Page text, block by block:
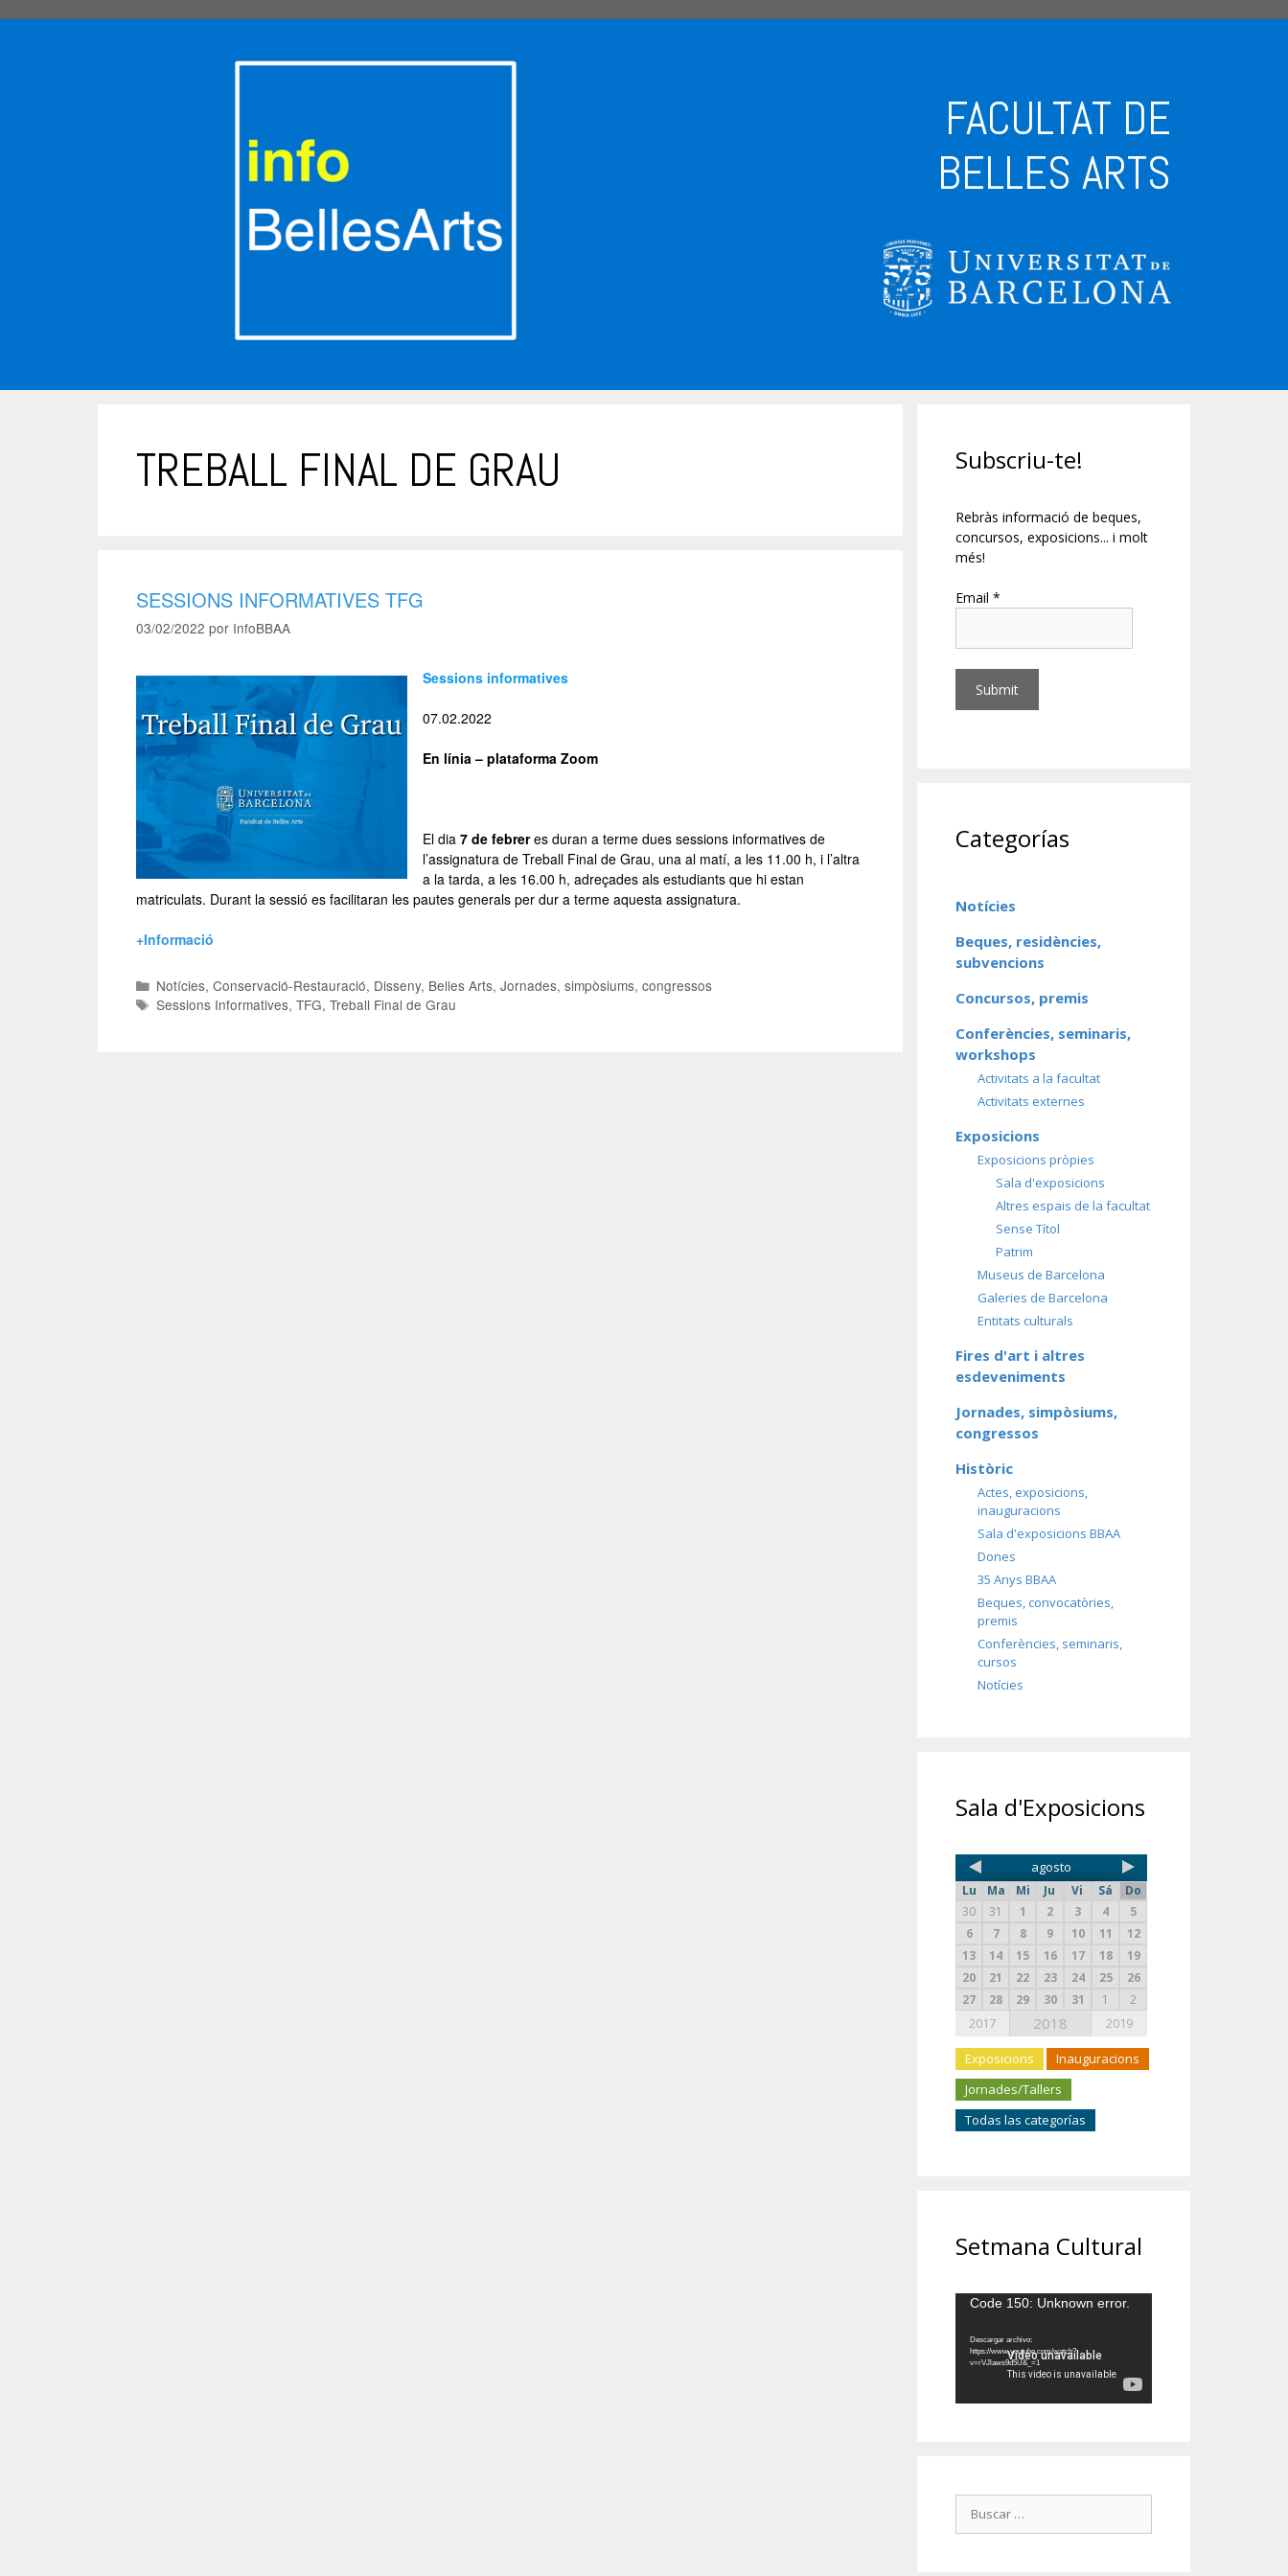
FACULTAT DE
BELLES ARTS
TREBALL FINAL DE GRAU
SESSIONS INFORMATIVES TFG
03/02/2022 por InfoBBAA
Sessions informatives
07.02.2022
En línia – plataforma Zoom
El dia 7 de febreres duran a terme dues sessions informatives de
l’assignatura de Treball Final de Grau, una al matí, a les 11.00 h, i l’altra
a la tarda, a les 16.00 h, adreçades als estudiants que hi estan
matriculats. Durant la sessió es facilitaran les pautes generals per dur a terme aquesta assignatura.
+Informació
Notícies,Conservació-Restauració, Disseny, Belles Arts,Jornades, simpòsiums, congressos
Sessions Informatives,TFG,Treball Final de Grau
Subscriu-te!
Rebràs informació de beques,
concursos, exposicions... i molt
més!
Email *
Categorías
Notícies
Beques, residències,
subvencions
Concursos, premis
Conferències, seminaris,
workshops
Activitats a la facultat
Activitats externes
Exposicions
Exposicions pròpies
Sala d'exposicions
Altres espais de la facultat
Sense Títol
Patrim
Museus de Barcelona
Galeries de Barcelona
Entitats culturals
Fires d'art i altres
esdeveniments
Jornades, simpòsiums,
congressos
Històric
Actes, exposicions,
inauguracions
Sala d'exposicions BBAA
Dones
35 Anys BBAA
Beques, convocatòries,
premis
Conferències, seminaris,
cursos
Notícies
Sala d'Exposicions
agosto
Lu Ma Mi Ju Vi Sá
Do
30
31 1 2 3 4
5
6
7 8 9 10 11
12
13
14 15 16 17 18
19
20
21 22 23 24 25
26
27
28 29 30 31 1 2
2017 2018 2019
Exposicions
Inauguracions
Jornades/Tallers
Todas las categorías
Setmana Cultural
Reproductor
vídeo
Code 150: Unknown error.
Descargar archivo:
https://www.youtube.com/watch?
v=rVJlaws9d5U&_=1